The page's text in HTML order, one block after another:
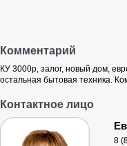
Комментарий
КУ 3000р, залог, новый дом,
остальная бытовая техника.
Контактное лицо
8